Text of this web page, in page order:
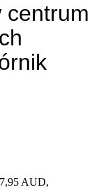
centrum
AUD,